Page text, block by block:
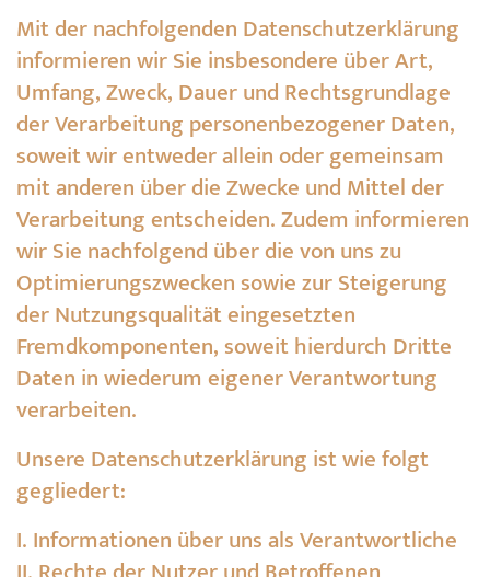
Mit der nachfolgenden Datenschutzerklärung
informieren wir Sie insbesondere über Art,
Umfang, Zweck, Dauer und Rechtsgrundlage
der Verarbeitung personenbezogener Daten,
soweit wir entweder allein oder gemeinsam
mit anderen über die Zwecke und Mittel der
Verarbeitung entscheiden. Zudem informieren
wir Sie nachfolgend über die von uns zu
Optimierungszwecken sowie zur Steigerung
der Nutzungsqualität eingesetzten
Fremdkomponenten, soweit hierdurch Dritte
Daten in wiederum eigener Verantwortung
verarbeiten.
Unsere Datenschutzerklärung ist wie folgt
gegliedert:
I. Informationen über uns als Verantwortliche